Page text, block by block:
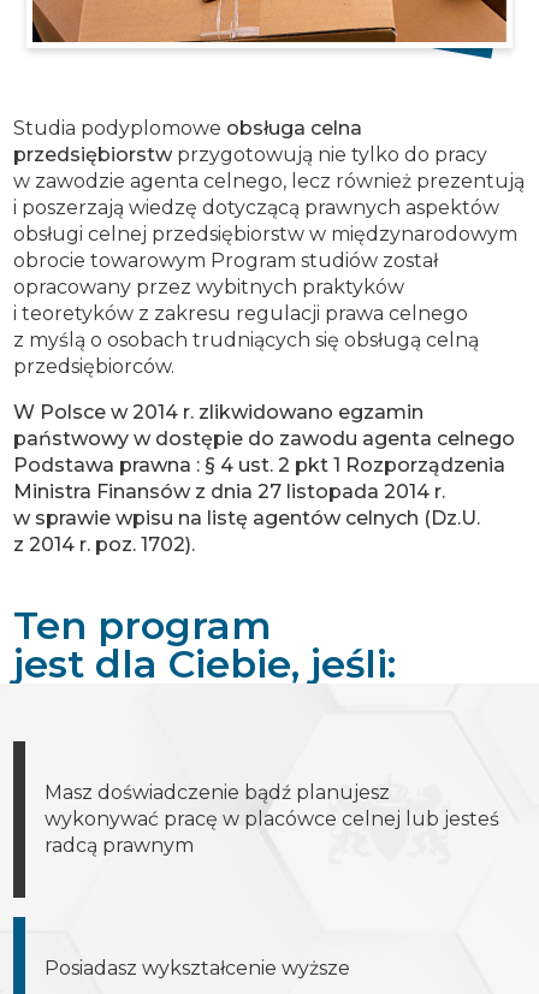
Studia podyplomowe obsługa celna
przedsiębiorstw przygotowują nie tylko do pracy
w zawodzie agenta celnego, lecz również prezentują
i poszerzają wiedzę dotyczącą prawnych aspektów
obsługi celnej przedsiębiorstw w międzynarodowym
obrocie towarowym Program studiów został
opracowany przez wybitnych praktyków
i teoretyków z zakresu regulacji prawa celnego
z myślą o osobach trudniących się obsługą celną
przedsiębiorców.
W Polsce w 2014 r. zlikwidowano egzamin
państwowy w dostępie do zawodu agenta celnego
Podstawa prawna : § 4 ust. 2 pkt 1 Rozporządzenia
Ministra Finansów z dnia 27 listopada 2014 r.
w sprawie wpisu na listę agentów celnych (Dz.U.
z 2014 r. poz. 1702).
Ten program
jest dla Ciebie, jeśli:
Masz doświadczenie bądź planujesz
wykonywać pracę w placówce celnej lub jesteś
radcą prawnym
Posiadasz wykształcenie wyższe